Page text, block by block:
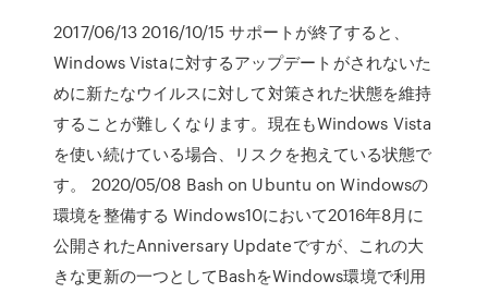
2017/06/13 2016/10/15 サポートが終了すると、
Windows Vistaに対するアップデートがされないた
めに新たなウイルスに対して対策された状態を維持
することが難しくなります。現在もWindows Vista
を使い続けている場合、リスクを抱えている状態で
す。 2020/05/08 Bash on Ubuntu on Windowsの
環境を整備する Windows10において2016年8月に
公開されたAnniversary Updateですが、これの大
きな更新の一つとしてBashをWindows環境で利用